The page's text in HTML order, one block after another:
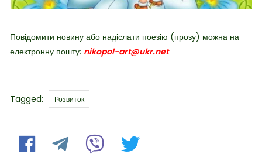
Повідомити новину або надіслати поезію (прозу) можна на
електронну пошту: nikopol-art@ukr.net
Tagged: Tags
Розвиток